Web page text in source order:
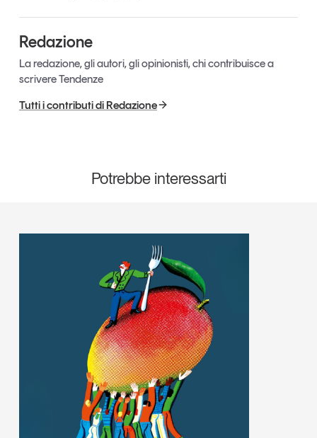
Redazione
La redazione, gli autori, gli opinionisti, chi contribuisce a
scrivere Tendenze
Tutti i contributi di Redazione
Potrebbe interessarti